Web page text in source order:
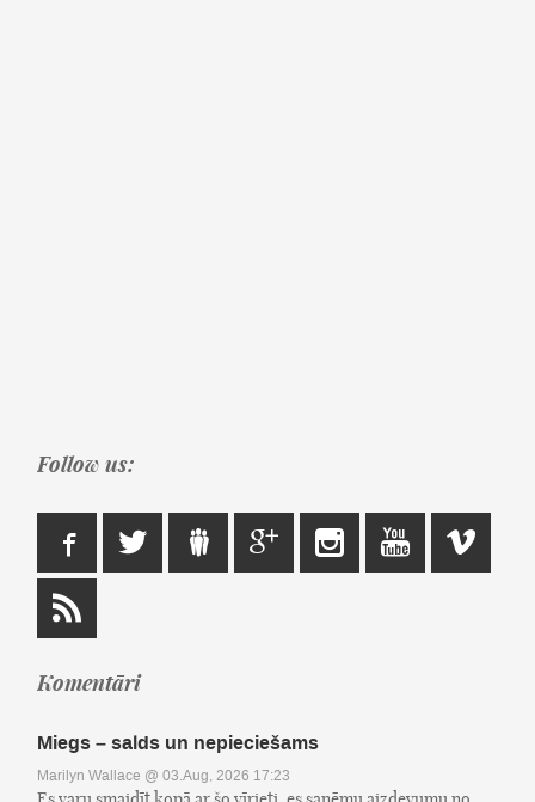
Follow us:
Komentāri
Miegs – salds un nepieciešams
Marilyn Wallace @ 03.Aug, 2026 17:23